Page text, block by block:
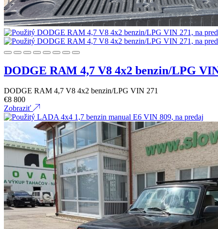
DODGE RAM 4,7 V8 4x2 benzin/LPG
DODGE RAM 4,7 V8 4x2 benzin/LPG VIN 271
€8 800
Zobraziť